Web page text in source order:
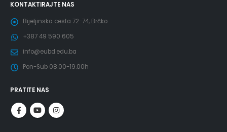
KONTAKTIRAJTE NAS
Bijeljinska cesta 72-74, Brčko
+387 49 590 605
info@eubd.edu.ba
Pon-Sub 08.00-19.00h
PRATITE NAS